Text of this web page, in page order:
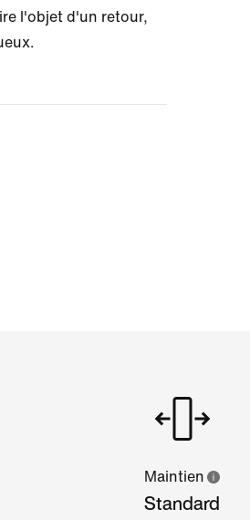
l'objet d'un retour,
Maintien
Standard